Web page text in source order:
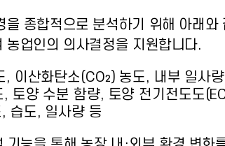
을 종합적으로 분석하기 위해 아래
업인의 의사결정을 지원합니다.
이산화탄소(CO₂) 농도, 내부 일사량
토양 수분 함량, 토양 전기전도도
습도, 일사량 등